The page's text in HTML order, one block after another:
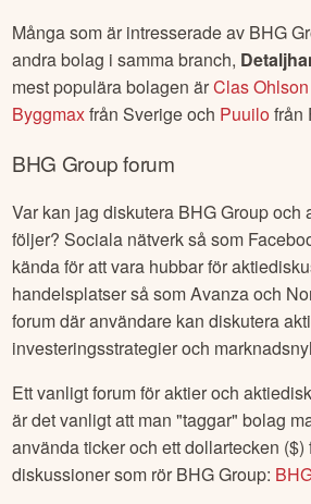
Många som är intresserade av BHG
andra bolag i samma branch,
mest populära bolagen ärClas Ohlson
ByggmaxfrånSverigeoch Puuilofrån
BHG Groupforum
Var kan jag diskutera BHG Groupoch
följer? Sociala nätverk så som
kända för att vara hubbar för
handelsplatser så som Avanza och
forum där användare kan diskutera
investeringsstrategier och
Ett vanligt forum för aktier och
är det vanligt att man "taggar" bolag
använda ticker och ett dollartecken
diskussioner som rör BHG Group: